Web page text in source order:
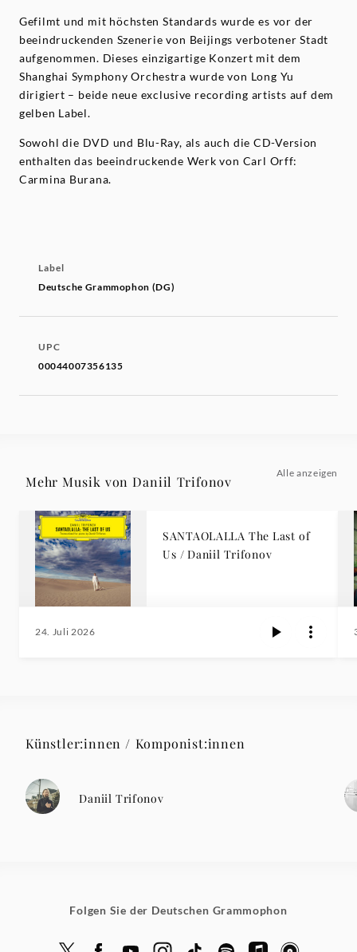
Gefilmt und mit höchsten Standards wurde es vor der
beeindruckenden Szenerie von Beijings verbotener Stadt
aufgenommen. Dieses einzigartige Konzert mit dem
Shanghai Symphony Orchestra wurde von Long Yu
dirigiert – beide neue exclusive recording artists auf dem
gelben Label.
Sowohl die DVD und Blu-Ray, als auch die CD-Version
enthalten das beeindruckende Werk von Carl Orff:
Carmina Burana.
Label
Deutsche Grammophon (DG)
UPC
00044007356135
Mehr Musik von Daniil Trifonov
Alle anzeigen
SANTAOLALLA The Last of
Us / Daniil Trifonov
24. Juli 2026
Künstler:innen / Komponist:innen
Daniil Trifonov
Folgen Sie der Deutschen Grammophon